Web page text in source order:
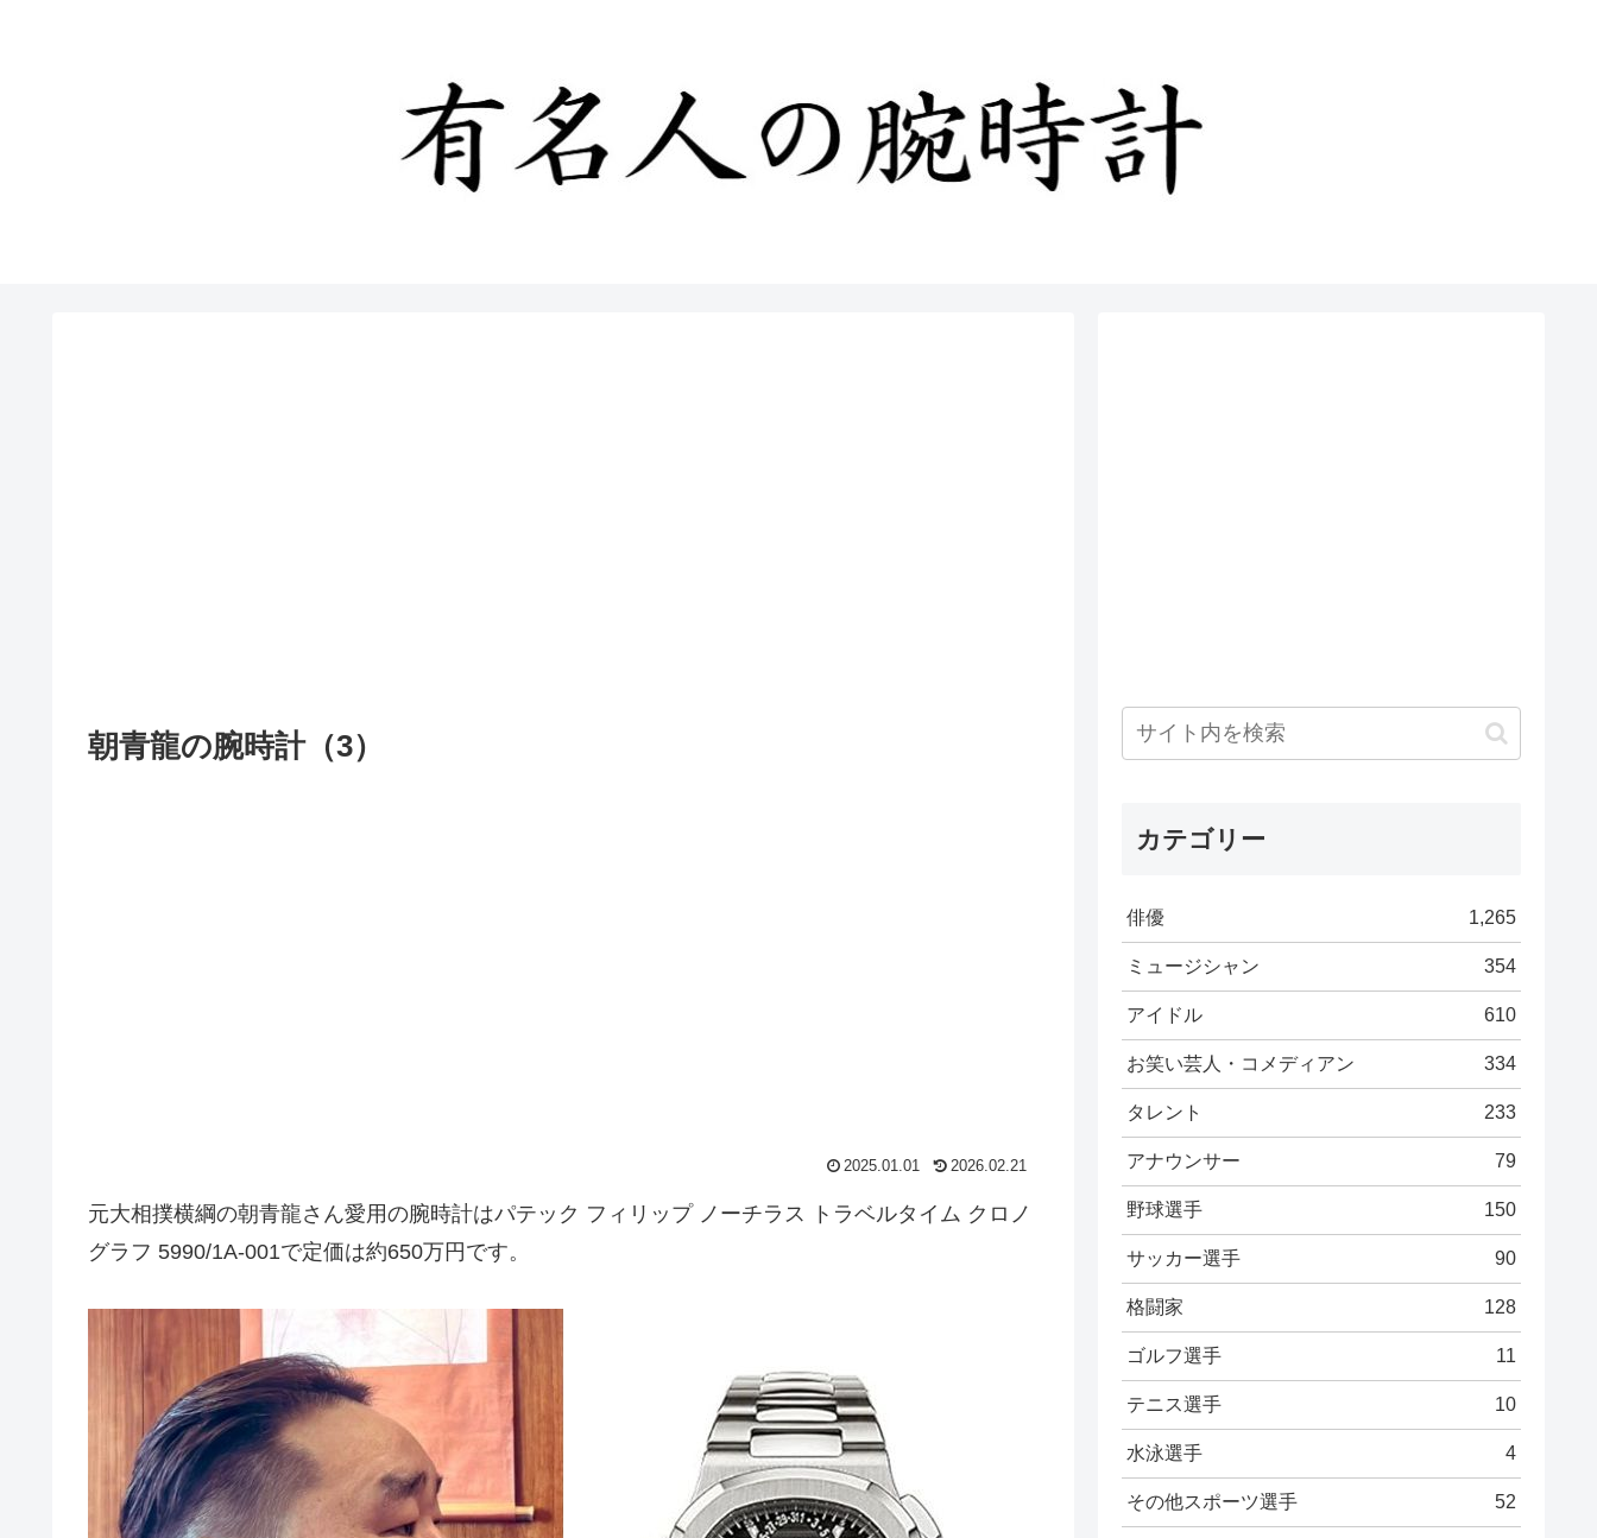
朝青龍の腕時計（3）
2025.01.01 2026.02.21
元大相撲横綱の朝青龍さん愛用の腕時計はパテック フィリップ ノーチラス トラベルタイム クロノ
グラフ 5990/1A-001で定価は約650万円です。
カテゴリー
俳優 1,265
ミュージシャン 354
アイドル 610
お笑い芸人・コメディアン 334
タレント 233
アナウンサー 79
野球選手 150
サッカー選手 90
格闘家 128
ゴルフ選手 11
テニス選手 10
水泳選手 4
その他スポーツ選手 52